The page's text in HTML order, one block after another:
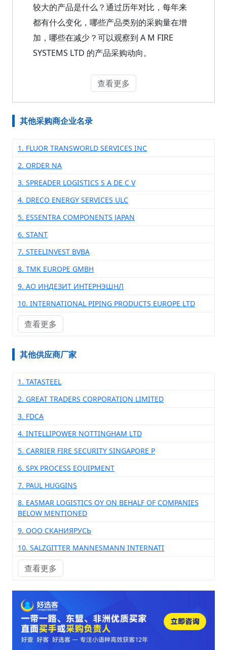
较大的产品是什么？通过历年对比，每年来
都有什么变化，哪些产品类别的采购量在增
加，哪些在减少？可以观察到 A M FIRE
SYSTEMS LTD 的产品采购动向。
查看更多
其他采购商企业名录
1. FLUOR TRANSWORLD SERVICES INC
2. ORDER NA
3. SPREADER LOGISTICS S A DE C V
4. DRECO ENERGY SERVICES ULC
5. ESSENTRA COMPONENTS JAPAN
6. STANT
7. STEELINVEST BVBA
8. TMK EUROPE GMBH
9. АО ИНДЕЗИТ ИНТЕРНЭШНЛ
10. INTERNATIONAL PIPING PRODUCTS EUROPE LTD
查看更多
其他供应商厂家
1. TATASTEEL
2. GREAT TRADERS CORPORATION LIMITED
3. FDCA
4. INTELLIPOWER NOTTINGHAM LTD
5. CARRIER FIRE SECURITY SINGAPORE P
6. SPX PROCESS EQUIPMENT
7. PAUL HUGGINS
8. EASMAR LOGISTICS OY ON BEHALF OF COMPANIES
BELOW MENTIONED
9. ООО СКАНИЯРУСЬ
10. SALZGITTER MANNESMANN INTERNATI
查看更多